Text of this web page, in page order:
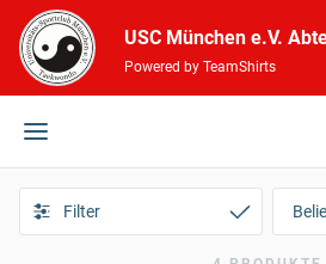
USC München e.V.
Powered by TeamShirts
Filter